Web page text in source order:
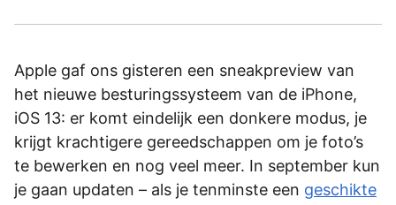
Apple gaf ons gisteren een sneakpreview van
het nieuwe besturingssysteem van de iPhone,
iOS 13: er komt eindelijk een donkere modus, je
krijgt krachtigere gereedschappen om je foto’s
te bewerken en nog veel meer. In september kun
je gaan updaten – als je tenminste een geschikte